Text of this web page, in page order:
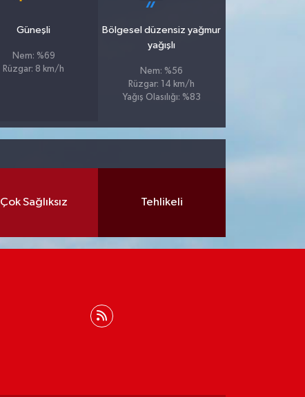
Güneşli
Nem: %69
Rüzgar: 8 km/h
Bölgesel düzensiz yağmur
yağışlı
Nem: %56
Rüzgar: 14 km/h
Yağış Olasılığı: %83
Çok Sağlıksız Tehlikeli